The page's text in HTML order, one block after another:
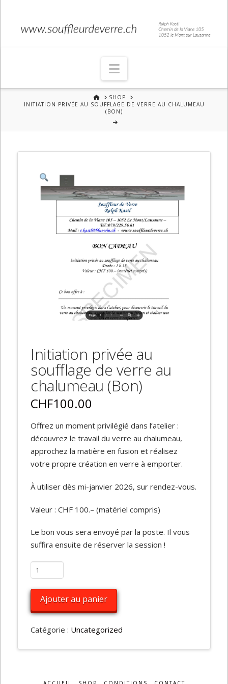
Navigation
HOMESHOP
INITIATION PRIVÉE AU SOUFFLAGE DE VERRE AU CHALUMEAU
(BON)
Initiation privée au
soufflage de verre au
chalumeau (Bon)
CHF100.00
Offrez un moment privilégié dans l’atelier :
découvrez le travail du verre au chalumeau,
approchez la matière en fusion et réalisez
votre propre création en verre à emporter.
À utiliser dès mi-janvier 2026, sur rendez-vous.
Valeur : CHF 100.– (matériel compris)
Le bon vous sera envoyé par la poste. Il vous
suffira ensuite de réserver la session !
quantité
de
Initiation
privée
au
soufflage
chalumeau
Ajouter au panier Alternative:
Catégorie : Uncategorized